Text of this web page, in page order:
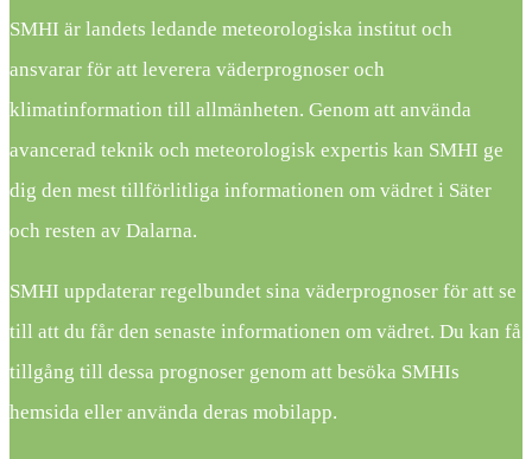
SMHI är landets ledande meteorologiska institut och
ansvarar för att leverera väderprognoser och
klimatinformation till allmänheten. Genom att använda
avancerad teknik och meteorologisk expertis kan SMHI ge
dig den mest tillförlitliga informationen om vädret i Säter
och resten av Dalarna.
SMHI uppdaterar regelbundet sina väderprognoser för att se
till att du får den senaste informationen om vädret. Du kan få
tillgång till dessa prognoser genom att besöka SMHIs
hemsida eller använda deras mobilapp.